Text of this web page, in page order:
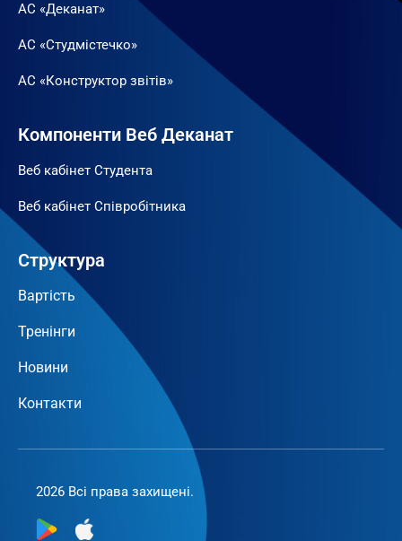
АС «Деканат»
АС «Студмістечко»
АС «Конструктор звітів»
Компоненти Веб Деканат
Веб кабінет Студента
Веб кабінет Співробітника
Структура
Вартість
Тренінги
Новини
Контакти
2026 Всі права захищені.